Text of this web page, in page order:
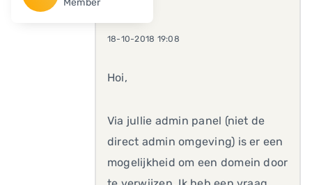
Member
18-10-2018 19:08
Hoi,
Via jullie admin panel (niet de
direct admin omgeving) is er een
mogelijkheid om een domein door